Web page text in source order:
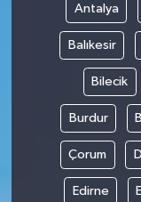
Antalya
Balıkesir
Bilecik
Burdur
Çorum
Edirne